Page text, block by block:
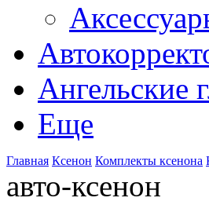
Ангельские
Еще
Главная Ксенон Комплекты ксенона
авто-ксенон